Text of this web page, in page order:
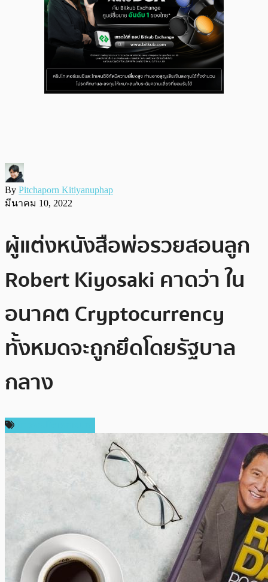
By Pitchaporn Kitiyanuphap
มีนาคม 10, 2022
ผู้แต่งหนังสือพ่อรวยสอนลูก
Robert Kiyosaki คาดว่า ใน
อนาคต Cryptocurrency
ทั้งหมดจะถูกยึดโดยรัฐบาล
กลาง